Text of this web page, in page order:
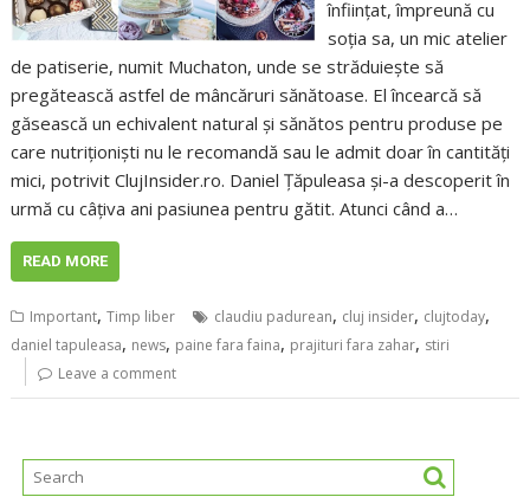
înființat, împreună cu
soția sa, un mic atelier
de patiserie, numit Muchaton, unde se străduiește să
pregătească astfel de mâncăruri sănătoase. El încearcă să
găsească un echivalent natural și sănătos pentru produse pe
care nutriționiști nu le recomandă sau le admit doar în cantități
mici, potrivit ClujInsider.ro. Daniel Țăpuleasa și-a descoperit în
urmă cu câțiva ani pasiunea pentru gătit. Atunci când a…
READ MORE
Important,Timp liber claudiu padurean, cluj insider, clujtoday,
daniel tapuleasa, news, paine fara faina, prajituri fara zahar, stiri
Leave a comment